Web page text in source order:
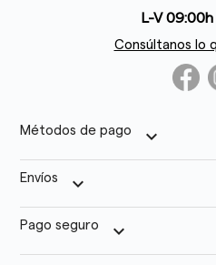
L-V 09:00h
Consúltanos lo
Métodos de pago keyboard_arrow_down
Envíos keyboard_arrow_down
Pago seguro keyboard_arrow_down